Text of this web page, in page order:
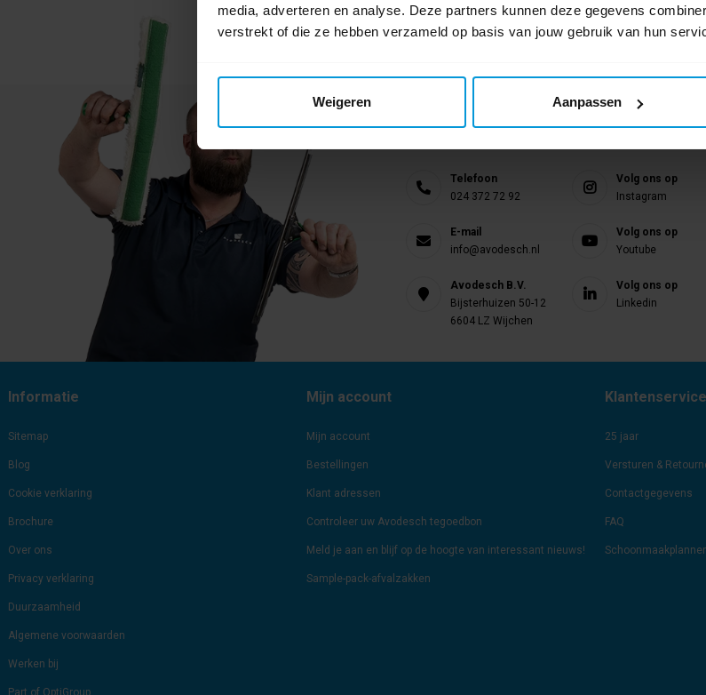
media, adverteren en analyse. Deze partners kunnen deze gegevens
verstrekt of die ze hebben verzameld op basis van jouw gebruik van hun
Weigeren Aanpassen
Telefoon
024 372 72 92
E-mail
info@avodesch.nl
Avodesch B.V.
Bijsterhuizen 50-12
6604 LZ Wijchen
Volg ons op
Instagram
Volg ons op
Youtube
Volg ons op
Linkedin
Informatie
Sitemap
Blog
Cookie verklaring
Brochure
Over ons
Privacy verklaring
Duurzaamheid
Algemene voorwaarden
Werken bij
Part of OptiGroup
Mijn account
Mijn account
Bestellingen
Klant adressen
Controleer uw Avodesch tegoedbon
Meld je aan en blijf op de hoogte van interessant nieuws!
Sample-pack-afvalzakken
Klantenservice
25 jaar
Versturen &
Contactgegevens
FAQ